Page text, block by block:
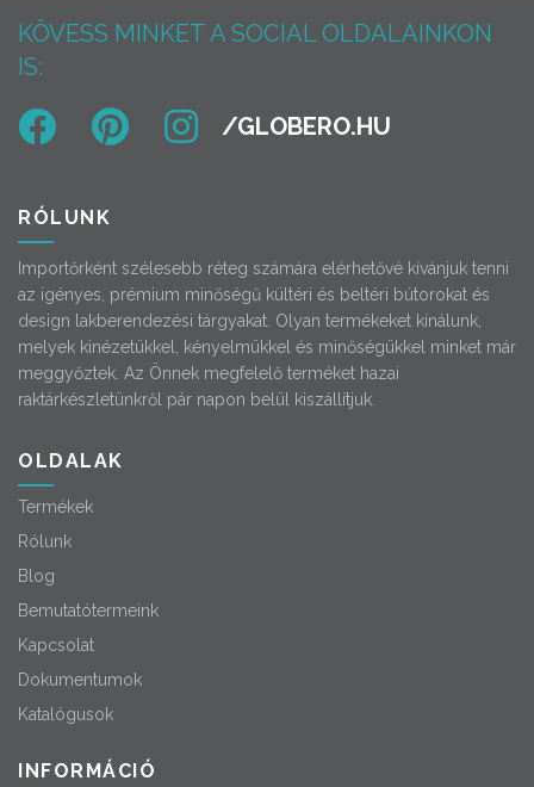
KÖVESS MINKET A SOCIAL OLDALAINKON
IS:
RÓLUNK
Importőrként szélesebb réteg számára elérhetővé kívánjuk tenni
az igényes, prémium minőségű kültéri és beltéri bútorokat és
design lakberendezési tárgyakat. Olyan termékeket kínálunk,
melyek kinézetükkel, kényelmükkel és minőségükkel minket már
meggyőztek. Az Önnek megfelelő terméket hazai
raktárkészletünkről pár napon belül kiszállítjuk.
OLDALAK
Termékek
Rólunk
Blog
Bemutatótermeink
Kapcsolat
Dokumentumok
Katalógusok
INFORMÁCIÓ